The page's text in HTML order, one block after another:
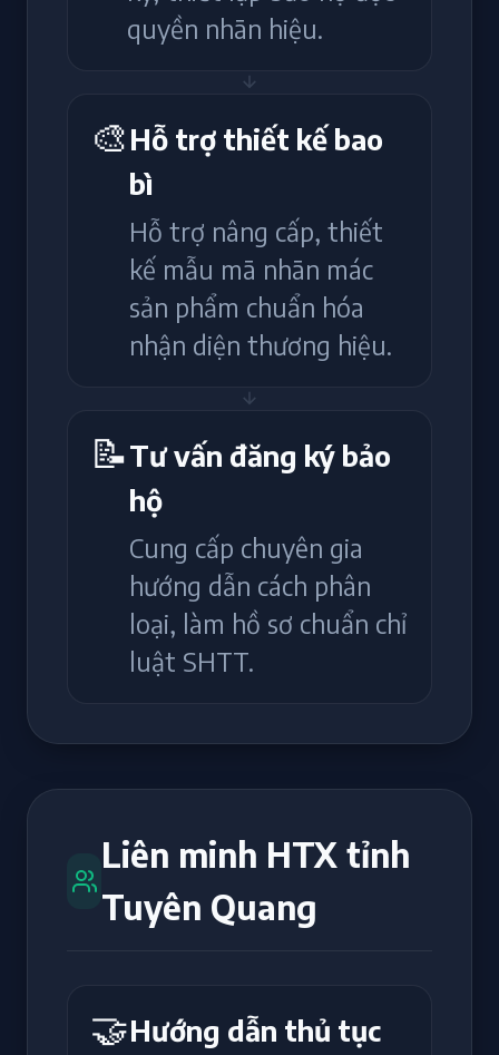
quyền nhãn hiệu.
🎨Hỗ trợ thiết kế bao
bì
Hỗ trợ nâng cấp, thiết
kế mẫu mã nhãn mác
sản phẩm chuẩn hóa
nhận diện thương hiệu.
📝Tư vấn đăng ký bảo
hộ
Cung cấp chuyên gia
hướng dẫn cách phân
loại, làm hồ sơ chuẩn chỉ
luật SHTT.
Liên minh HTX tỉnh
Tuyên Quang
🤝Hướng dẫn thủ tục